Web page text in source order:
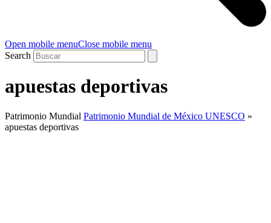
Open mobile menuClose mobile menu
Search
apuestas deportivas
Patrimonio Mundial Patrimonio Mundial de México UNESCO »
apuestas deportivas